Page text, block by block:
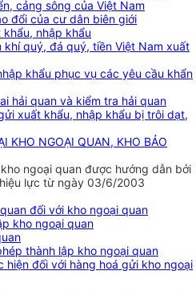
cảng sông của Việt Nam
đổi của cư dân biên giới
nhập khẩu
khí quý, đá quý, tiền Việt Nam xuất
khẩu phục vụ các yêu cầu khẩn
hải quan và kiểm tra hải quan
xuất khẩu, nhập khẩu bị trôi dạt,
KHO NGOẠI QUAN, KHO BẢO
ngoại quan được hướng dẫn bởi
lực từ ngày 03/6/2003
đối với kho ngoại quan
kho ngoại quan
thành lập kho ngoại quan
đối với hàng hoá gửi kho ngoại